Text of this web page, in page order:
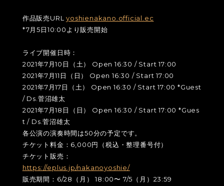
作品販売URLyoshienakano.official.ec
*7月5日10:00より販売開始
ライブ開催日時：
2021年7月10日（土） Open 16:30 / Start 17:00
2021年7月11日（日） Open 16:30 / Start 17:00
2021年7月17日（土） Open 16:30 / Start 17:00 *Guest
/ Ds.菅沼雄太
2021年7月18日（日） Open 16:30 / Start 17:00 *Gues
t / Ds.菅沼雄太
各公演の演奏時間は50分の予定です。
チケット料金：6,000円（税込・整理番号付）
チケット販売：
https://eplus.jp/nakanoyoshie/
販売期間：6/28（月） 18:00〜 7/5（月）23:59